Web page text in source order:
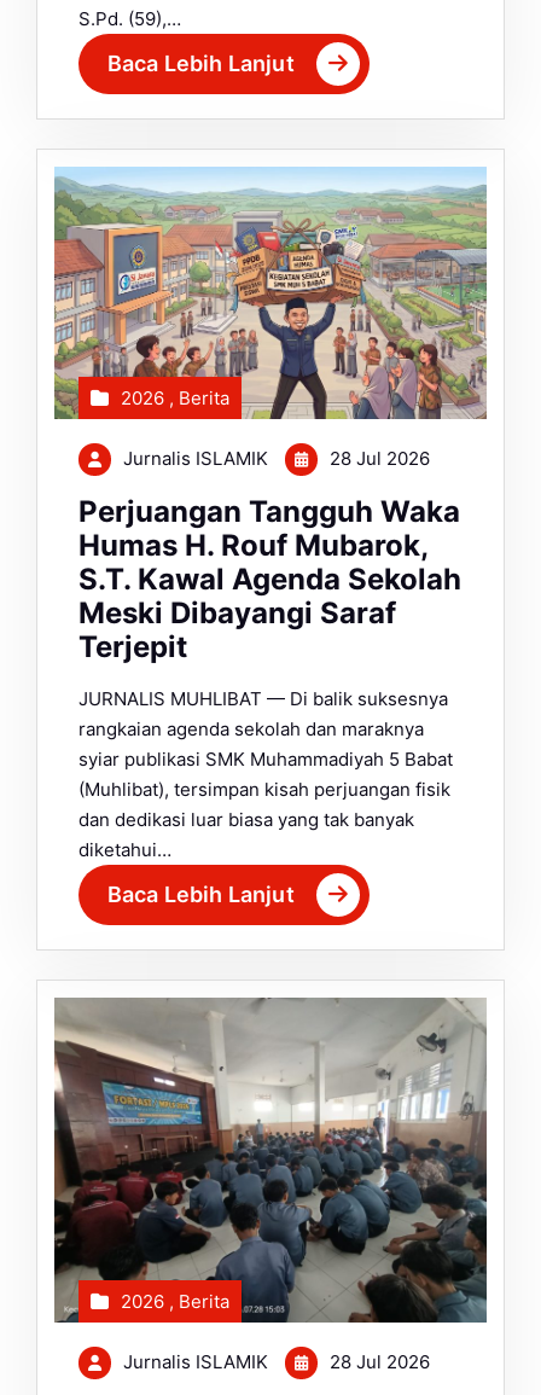
S.Pd. (59),…
Baca Lebih Lanjut
2026 , Berita
Jurnalis ISLAMIK 28 Jul 2026
Perjuangan Tangguh Waka
Humas H. Rouf Mubarok,
S.T. Kawal Agenda Sekolah
Meski Dibayangi Saraf
Terjepit
JURNALIS MUHLIBAT — Di balik suksesnya
rangkaian agenda sekolah dan maraknya
syiar publikasi SMK Muhammadiyah 5 Babat
(Muhlibat), tersimpan kisah perjuangan fisik
dan dedikasi luar biasa yang tak banyak
diketahui…
Baca Lebih Lanjut
2026 , Berita
Jurnalis ISLAMIK 28 Jul 2026